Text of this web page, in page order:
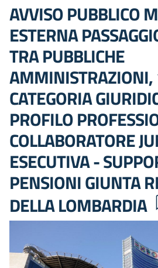
AVVISO PUBBLICO
ESTERNA
TRA PUBBLICHE
AMMINISTRAZIONI,
CATEGORIA
PROFILO
COLLABORATORE
ESECUTIVA -
PENSIONI GIUNTA
DELLA LOMBARDIA